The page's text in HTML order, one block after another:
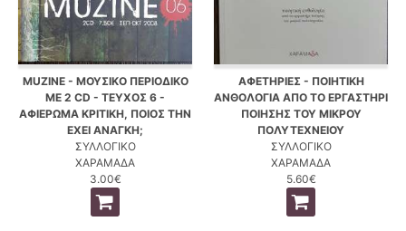
MUZINE - ΜΟΥΣΙΚΟ ΠΕΡΙΟΔΙΚΟ
ΜΕ 2 CD - ΤΕΥΧΟΣ 6 -
ΑΦΙΕΡΩΜΑ ΚΡΙΤΙΚΗ, ΠΟΙΟΣ ΤΗΝ
ΕΧΕΙ ΑΝΑΓΚΗ;
ΣΥΛΛΟΓΙΚΟ
ΧΑΡΑΜΑΔΑ
3.00€
ΑΦΕΤΗΡΙΕΣ - ΠΟΙΗΤΙΚΗ
ΑΝΘΟΛΟΓΙΑ ΑΠΟ ΤΟ ΕΡΓΑΣΤΗΡΙ
ΠΟΙΗΣΗΣ ΤΟΥ ΜΙΚΡΟΥ
ΠΟΛΥΤΕΧΝΕΙΟΥ
ΣΥΛΛΟΓΙΚΟ
ΧΑΡΑΜΑΔΑ
5.60€